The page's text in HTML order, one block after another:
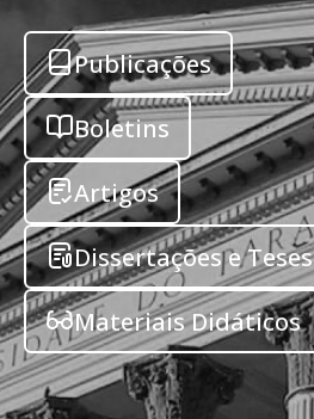
Publicações
Boletins
Artigos
Dissertações e Teses
Materiais Didáticos